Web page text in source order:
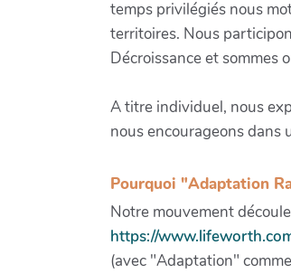
temps privilégiés nous
territoires. Nous
Décroissance et sommes
A titre individuel, nous
nous encourageons dans
Pourquoi "Adaptation
Notre mouvement
https://
(avec "Adaptation"